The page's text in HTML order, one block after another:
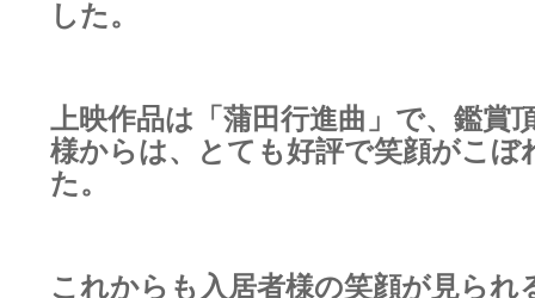
した。
上映作品は「蒲田行進曲」で、鑑賞
様からは、とても好評で笑顔がこぼ
た。
これからも入居者様の笑顔が見られ